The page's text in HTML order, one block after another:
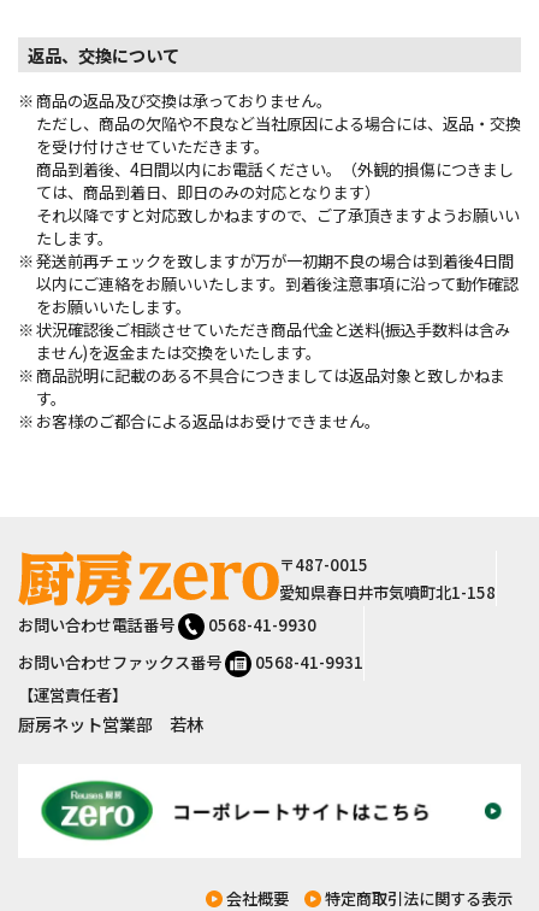
返品、交換について
商品の返品及び交換は承っておりません。
ただし、商品の欠陥や不良など当社原因による場合には、返品・交換
を受け付けさせていただきます。
商品到着後、4日間以内にお電話ください。（外観的損傷につきまし
ては、商品到着日、即日のみの対応となります）
それ以降ですと対応致しかねますので、ご了承頂きますようお願いい
たします。
発送前再チェックを致しますが万が一初期不良の場合は到着後4日間
以内にご連絡をお願いいたします。到着後注意事項に沿って動作確認
をお願いいたします。
状況確認後ご相談させていただき商品代金と送料(振込手数料は含み
ません)を返金または交換をいたします。
商品説明に記載のある不具合につきましては返品対象と致しかねま
す。
お客様のご都合による返品はお受けできません。
サイト情報
〒487-0015
愛知県春日井市気噴町北1-158
お問い合わせ電話番号
0568-41-9930
お問い合わせファックス番号
0568-41-9931
【運営責任者】
厨房ネット営業部 若林
会社概要 特定商取引法に関する表示